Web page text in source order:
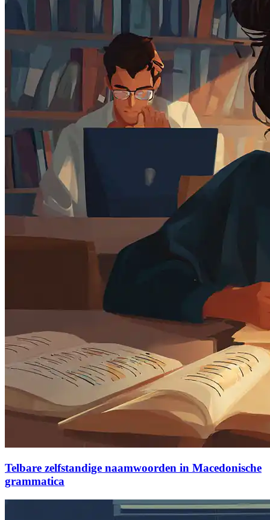
Telbare zelfstandige naamwoorden in Macedonische
grammatica